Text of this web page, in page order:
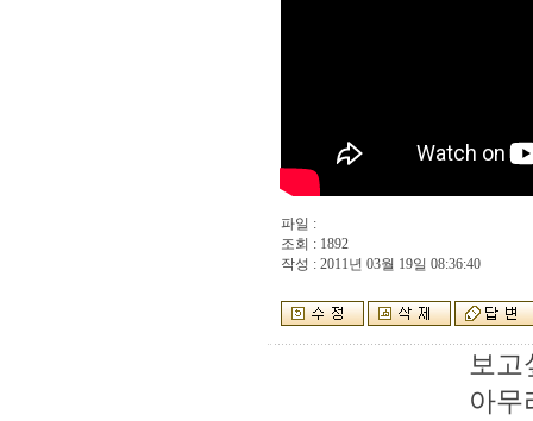
파일 :
조회 : 1892
작성 : 2011년 03월 19일 08:36:40
보
아